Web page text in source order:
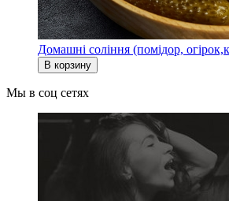
Домашні соління (помідор,
В корзину
Мы в соц сетях